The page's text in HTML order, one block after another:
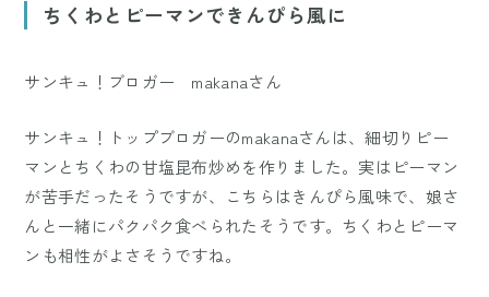
ちくわとピーマンできんぴら風に
サンキュ！ブロガー makanaさん
サンキュ！トップブロガーのmakanaさんは、細切りピー
マンとちくわの甘塩昆布炒めを作りました。実はピーマン
が苦手だったそうですが、こちらはきんぴら風味で、娘さ
んと一緒にパクパク食べられたそうです。ちくわとピーマ
ンも相性がよさそうですね。